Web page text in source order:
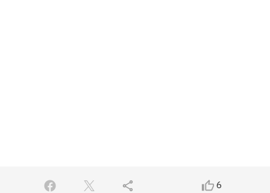
share thumb_up_alt6